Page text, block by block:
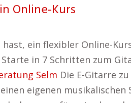
Online-Kurs
ein flexibler Online-
in 7 Schritten zum
Selm Die E-Gitarre
eigenen